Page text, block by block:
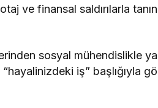
ve finansal saldırılarla
sosyal mühendislikle
iş” başlığıyla